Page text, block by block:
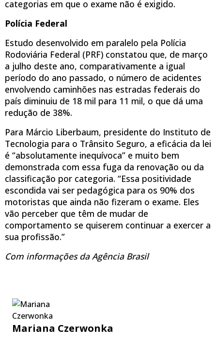
categorias em que o exame não é exigido.
Polícia Federal
Estudo desenvolvido em paralelo pela Polícia
Rodoviária Federal (PRF) constatou que, de março
a julho deste ano, comparativamente a igual
período do ano passado, o número de acidentes
envolvendo caminhões nas estradas federais do
país diminuiu de 18 mil para 11 mil, o que dá uma
redução de 38%.
Para Márcio Liberbaum, presidente do Instituto de
Tecnologia para o Trânsito Seguro, a eficácia da lei
é “absolutamente inequívoca” e muito bem
demonstrada com essa fuga da renovação ou da
classificação por categoria. “Essa positividade
escondida vai ser pedagógica para os 90% dos
motoristas que ainda não fizeram o exame. Eles
vão perceber que têm de mudar de
comportamento se quiserem continuar a exercer a
sua profissão.”
Com informações da Agência Brasil
Mariana Czerwonka